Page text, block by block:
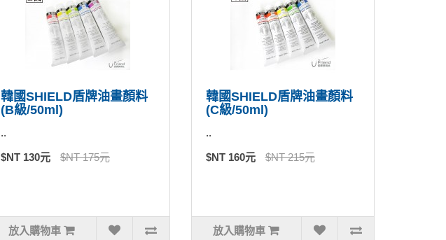
韓國SHIELD盾牌油畫顏料
(B級/50ml)
..
$NT 130元 $NT 175元
放入購物車
韓國SHIELD盾牌油畫顏料
(C級/50ml)
..
$NT 160元 $NT 215元
放入購物車